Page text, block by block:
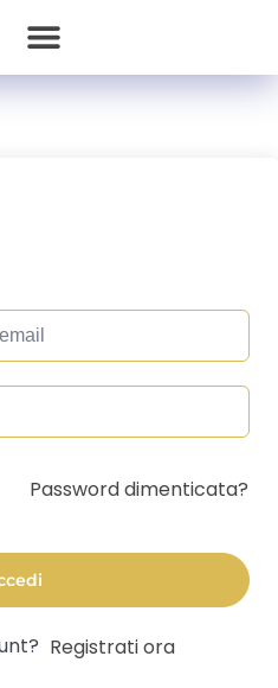
Password dimenticata?
Registrati ora